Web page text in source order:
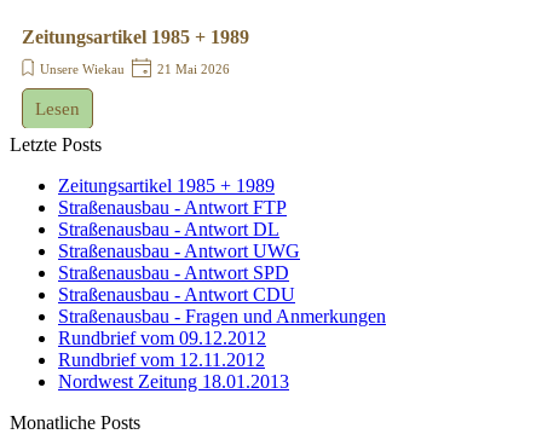
Zeitungsartikel 1985 + 1989
Unsere Wiekau 21 Mai 2026
Lesen
Letzte Posts
Zeitungsartikel 1985 + 1989
Straßenausbau - Antwort FTP
Straßenausbau - Antwort DL
Straßenausbau - Antwort UWG
Straßenausbau - Antwort SPD
Straßenausbau - Antwort CDU
Straßenausbau - Fragen und Anmerkungen
Rundbrief vom 09.12.2012
Rundbrief vom 12.11.2012
Nordwest Zeitung 18.01.2013
Monatliche Posts